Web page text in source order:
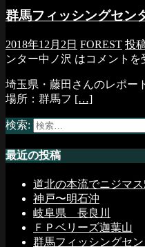
群馬フィッシングセン
2018年12月2日 FOREST 投
ンター中ノ沢 はコメントを
埼玉県・藤田さんのレポー
場所：群馬フ […]
検索:
最近の投稿
道北の本流でニジマス
神戸〜明石沖
岐阜県 長良川
ＦＰベリーズ迦葉山
群馬フィッシングセ